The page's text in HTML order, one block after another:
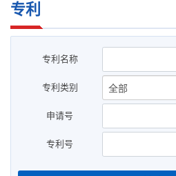
专利
专利名称
专利类别
申请号
专利号